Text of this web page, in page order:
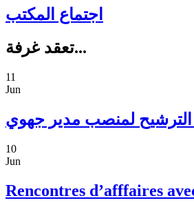
اجتماع المكتب
تعقد غرفة...
11
Jun
الترشيح لمنصب مدير جهوي
10
Jun
Rencontres d’afffaires